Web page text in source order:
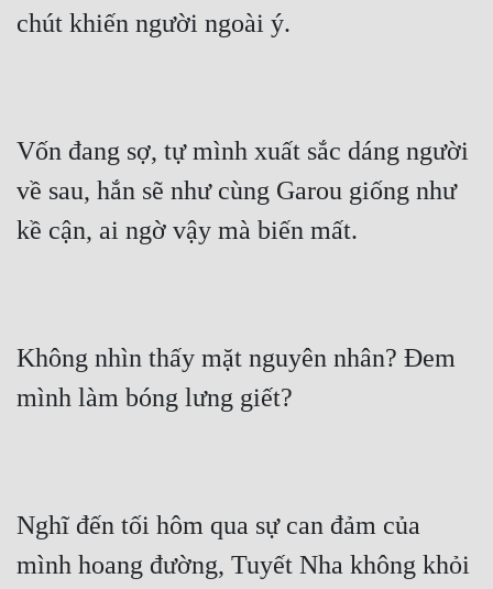
chút khiến người ngoài ý.
Vốn đang sợ, tự mình xuất sắc dáng người
về sau, hắn sẽ như cùng Garou giống như
kề cận, ai ngờ vậy mà biến mất.
Không nhìn thấy mặt nguyên nhân? Đem
mình làm bóng lưng giết?
Nghĩ đến tối hôm qua sự can đảm của
mình hoang đường, Tuyết Nha không khỏi